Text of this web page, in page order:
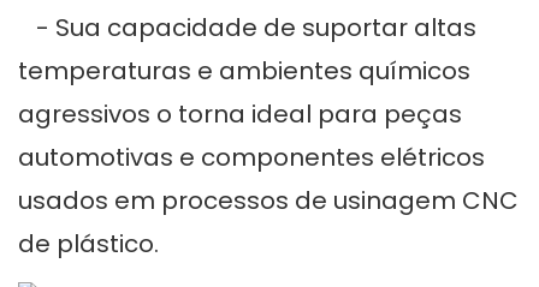
- Sua capacidade de suportar altas
temperaturas e ambientes químicos
agressivos o torna ideal para peças
automotivas e componentes elétricos
usados ​​em processos de usinagem CNC
de plástico.